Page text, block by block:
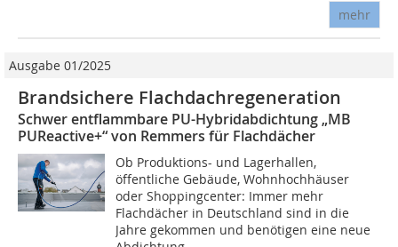
mehr
Ausgabe 01/2025
Brandsichere Flachdachregeneration
Schwer entflammbare PU-Hybridabdichtung „MB
PUReactive+“ von Remmers für Flachdächer
Ob Produktions- und Lagerhallen,
öffentliche Gebäude, Wohnhochhäuser
oder Shoppingcenter: Immer mehr
Flachdächer in Deutschland sind in die
Jahre gekommen und benötigen eine neue